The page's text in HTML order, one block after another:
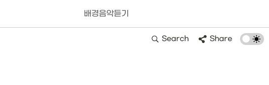
배경음악듣기
Search Share